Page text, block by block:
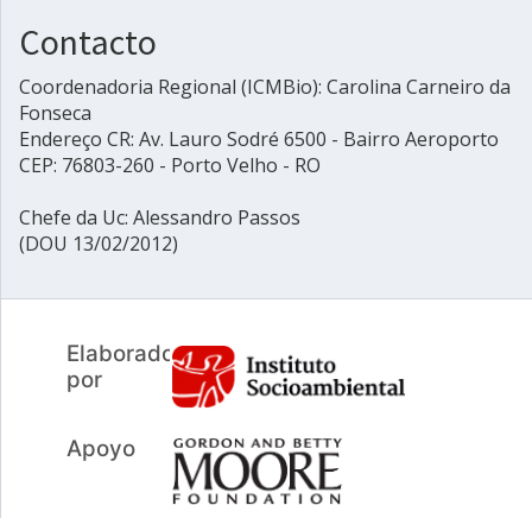
Contacto
Coordenadoria Regional (ICMBio): Carolina Carneiro da
Fonseca
Endereço CR: Av. Lauro Sodré 6500 - Bairro Aeroporto
CEP: 76803-260 - Porto Velho - RO
Chefe da Uc: Alessandro Passos
(DOU 13/02/2012)